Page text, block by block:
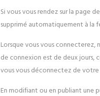
Si vous vous rendez sur la page
supprimé automatiquement à la
Lorsque vous vous connecterez,
de connexion est de deux jours,
vous vous déconnectez de
En modifiant ou en publiant une